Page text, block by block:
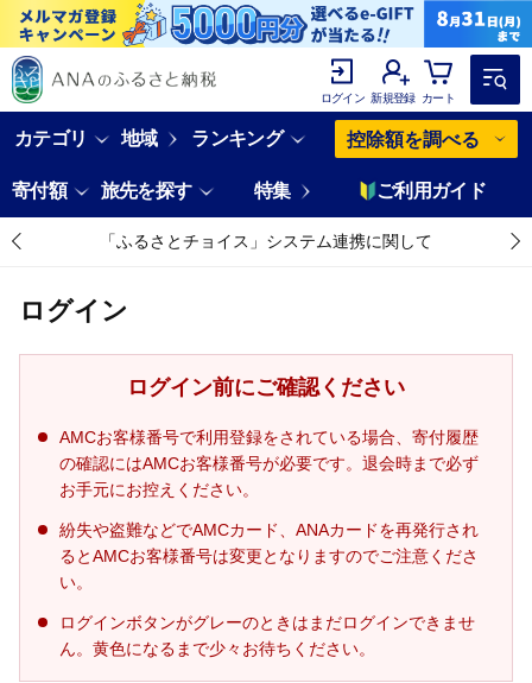
ログイン 新規登録 カート
カテゴリ 地域 ランキング 控除額を調べる
寄付額 旅先を探す 特集 ご利用ガイド
「ふるさとチョイス」システム連携に関して
ログイン
ログイン前にご確認ください
AMCお客様番号で利用登録をされている場合、寄付履歴
の確認にはAMCお客様番号が必要です。退会時まで必ず
お手元にお控えください。
紛失や盗難などでAMCカード、ANAカードを再発行され
るとAMCお客様番号は変更となりますのでご注意くださ
い。
ログインボタンがグレーのときはまだログインできませ
ん。黄色になるまで少々お待ちください。